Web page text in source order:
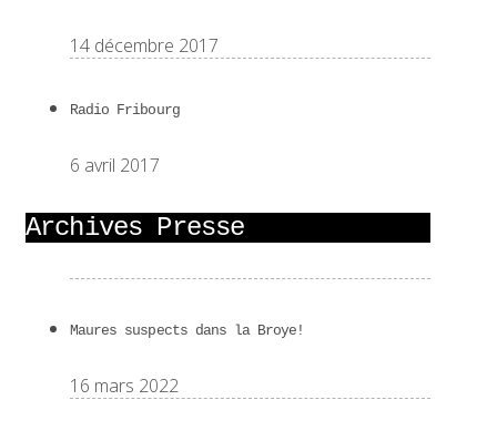
14 décembre 2017
Radio Fribourg
6 avril 2017
Archives Presse
Maures suspects dans la Broye!
16 mars 2022